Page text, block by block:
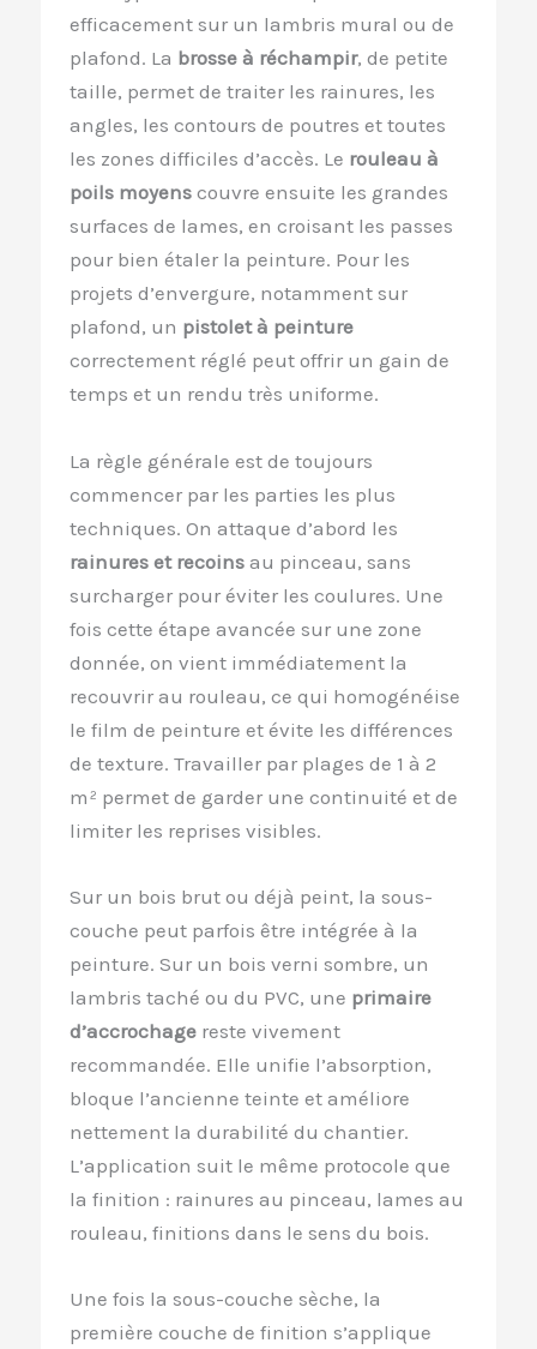
efficacement sur un lambris mural ou de
plafond. La brosse à réchampir, de petite
taille, permet de traiter les rainures, les
angles, les contours de poutres et toutes
les zones difficiles d’accès. Le rouleau à
poils moyens couvre ensuite les grandes
surfaces de lames, en croisant les passes
pour bien étaler la peinture. Pour les
projets d’envergure, notamment sur
plafond, un pistolet à peinture
correctement réglé peut offrir un gain de
temps et un rendu très uniforme.
La règle générale est de toujours
commencer par les parties les plus
techniques. On attaque d’abord les
rainures et recoins au pinceau, sans
surcharger pour éviter les coulures. Une
fois cette étape avancée sur une zone
donnée, on vient immédiatement la
recouvrir au rouleau, ce qui homogénéise
le film de peinture et évite les différences
de texture. Travailler par plages de 1 à 2
m² permet de garder une continuité et de
limiter les reprises visibles.
Sur un bois brut ou déjà peint, la sous-
couche peut parfois être intégrée à la
peinture. Sur un bois verni sombre, un
lambris taché ou du PVC, une primaire
d’accrochage reste vivement
recommandée. Elle unifie l’absorption,
bloque l’ancienne teinte et améliore
nettement la durabilité du chantier.
L’application suit le même protocole que
la finition : rainures au pinceau, lames au
rouleau, finitions dans le sens du bois.
Une fois la sous-couche sèche, la
première couche de finition s’applique